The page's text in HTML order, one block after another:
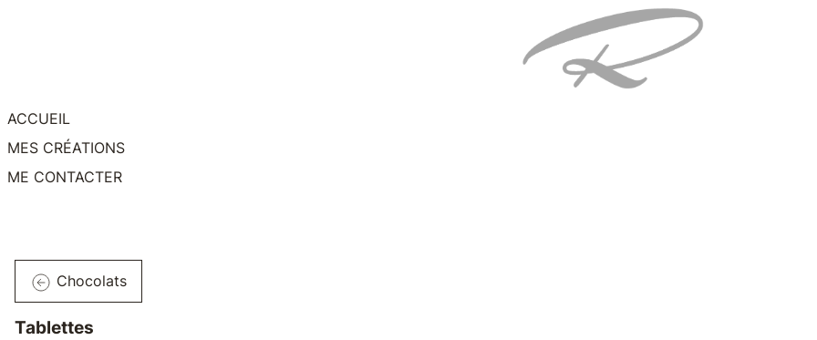
ACCUEIL
MES CRÉATIONS
ME CONTACTER
Chocolats
Tablettes